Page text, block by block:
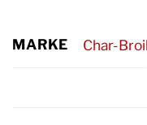
MARKE Char-Broil